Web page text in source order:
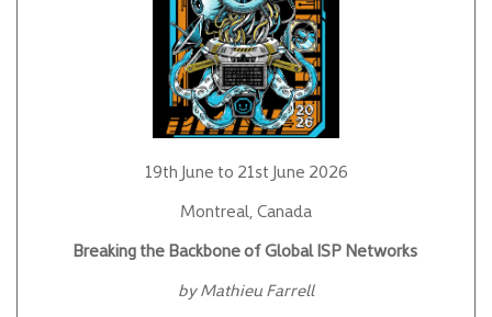
19th June to 21st June 2026
Montreal, Canada
Breaking the Backbone of Global ISP Networks
by Mathieu Farrell